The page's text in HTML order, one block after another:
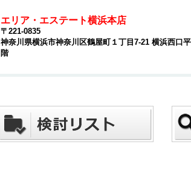
エリア・エステート横浜本店
〒221-0835
神奈川県横浜市神奈川区鶴屋町１丁目7-21 横浜西口
階